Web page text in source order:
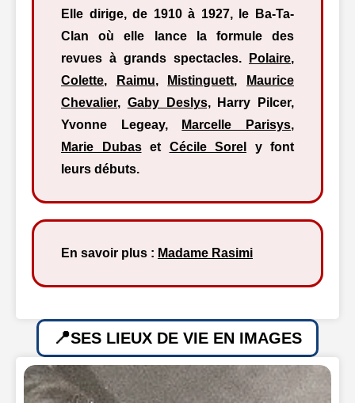
Elle dirige, de 1910 à 1927, le Ba-Ta-
Clan où elle lance la formule des
revues à grands spectacles.
Polaire,
Colette, Raimu, Mistinguett,
Maurice
Chevalier, Gaby Deslys,Harry Pilcer,
Yvonne Legeay,
Marcelle Parisys,
Marie Dubaset Cécile Sorel
y font
leurs débuts.
En savoir plus : Madame Rasimi
SES LIEUX DE VIE EN IMAGES